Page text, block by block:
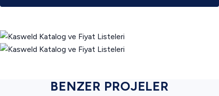
BENZER PROJELER